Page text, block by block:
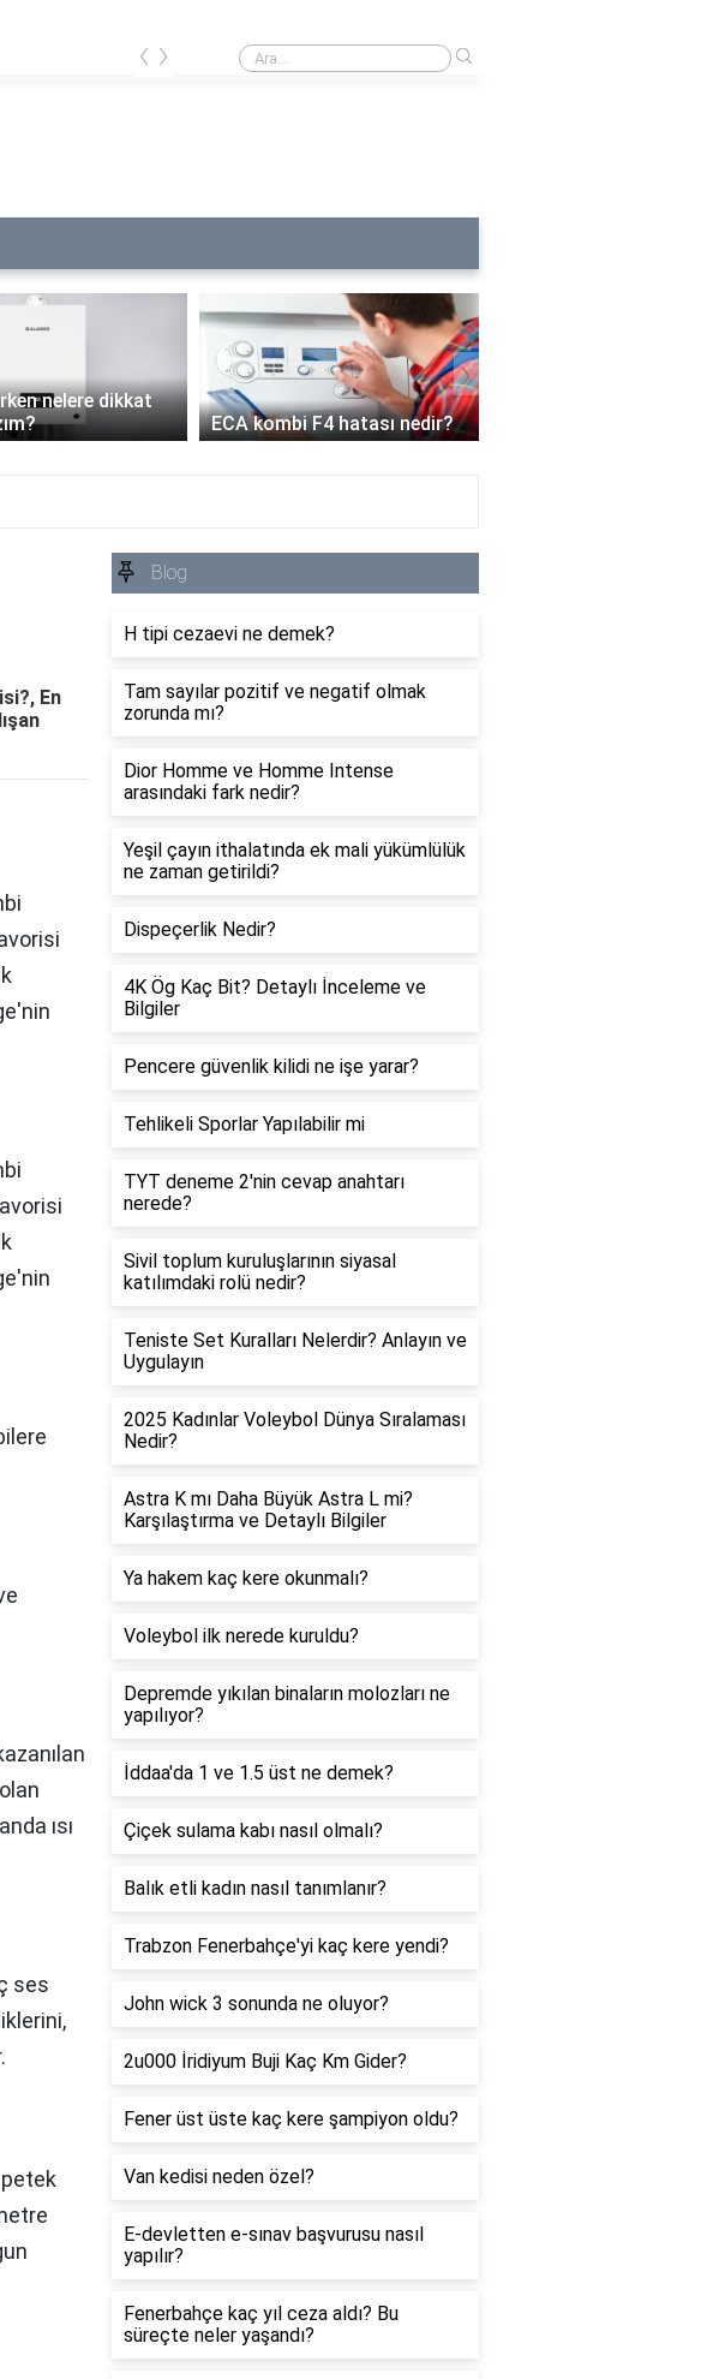
Yumurtadaki yağ nerede bulunur?
‹ ›
ECA kombi F4 hatası nedir?
ECA kombi C6 arızası ne
demek?
›
En
ısı
ses
Blog
H tipi cezaevi ne demek?
Tam sayılar pozitif ve negatif olmak
zorunda mı?
Dior Homme ve Homme Intense
arasındaki fark nedir?
Yeşil çayın ithalatında ek mali yükümlülük
ne zaman getirildi?
Dispeçerlik Nedir?
4K Ög Kaç Bit? Detaylı İnceleme ve
Bilgiler
Pencere güvenlik kilidi ne işe yarar?
Tehlikeli Sporlar Yapılabilir mi
TYT deneme 2'nin cevap anahtarı
nerede?
Sivil toplum kuruluşlarının siyasal
katılımdaki rolü nedir?
Teniste Set Kuralları Nelerdir? Anlayın ve
Uygulayın
2025 Kadınlar Voleybol Dünya Sıralaması
Nedir?
Astra K mı Daha Büyük Astra L mi?
Karşılaştırma ve Detaylı Bilgiler
Ya hakem kaç kere okunmalı?
Voleybol ilk nerede kuruldu?
Depremde yıkılan binaların molozları ne
yapılıyor?
İddaa'da 1 ve 1.5 üst ne demek?
Çiçek sulama kabı nasıl olmalı?
Balık etli kadın nasıl tanımlanır?
Trabzon Fenerbahçe'yi kaç kere yendi?
John wick 3 sonunda ne oluyor?
2u000 İridiyum Buji Kaç Km Gider?
Fener üst üste kaç kere şampiyon oldu?
Van kedisi neden özel?
E-devletten e-sınav başvurusu nasıl
yapılır?
Fenerbahçe kaç yıl ceza aldı? Bu
süreçte neler yaşandı?